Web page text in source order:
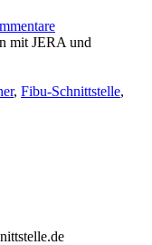
mit JERA und
, Fibu-Schnittstelle,